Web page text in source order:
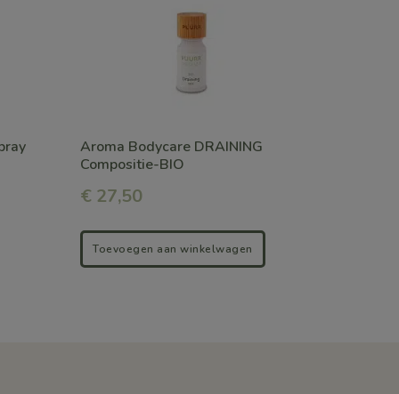
Aroma Bodycare DRAINING
Compositie-BIO
€ 27,50
Toevoegen aan winkelwagen